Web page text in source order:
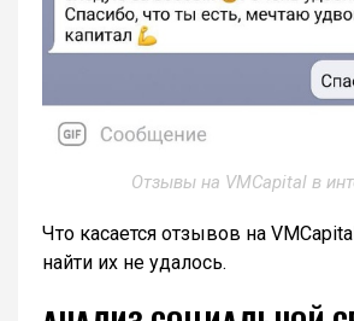
Отзывы на VMCapital в
Что касается отзывов на
найти их не удалось.